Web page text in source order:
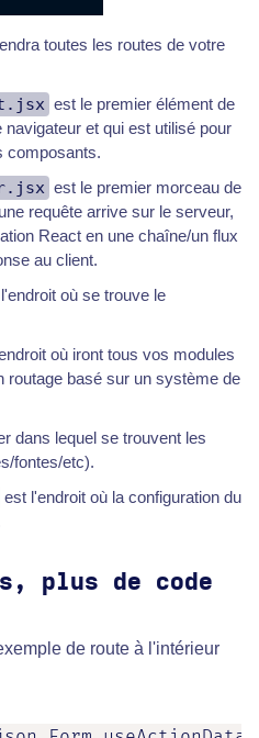
toutes les routes de votre
est le premier élément de
et qui est utilisé pour
composants.
est le premier morceau de
requête arrive sur le serveur,
React en une chaîne/un flux
au client.
où se trouve le
où iront tous vos modules
routage basé sur un système de
dans lequel se trouvent les
fontes/etc).
est l'endroit où la configuration du
plus de code
de route à l'intérieur